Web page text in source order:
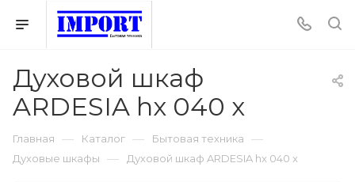
Духовой шкаф
ARDESIA hx 040 x
Главная — Каталог — Бытовая техника —
Духовые шкафы — Духовой шкаф ARDESIA hx 040 x